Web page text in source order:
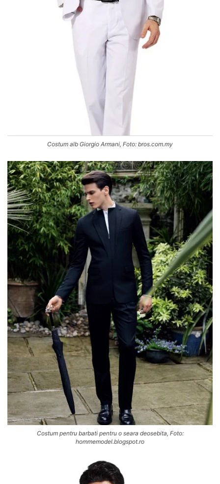
Costum alb Giorgio Armani, Foto: bros.com.my
Costum pentru barbati pentru o seara deosebita, Foto:
hommemodel.blogspot.ro